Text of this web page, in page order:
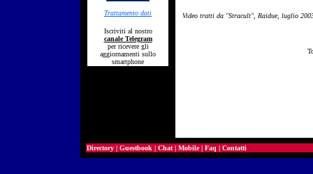
Trattamento dati
Iscriviti al nostro
canale Telegram
per ricevere gli
aggiornamenti sullo
smartphone
Video tratti da "Stracult", Raidue, luglio
Directory | Guestbook | Chat | Mobile| Faq | Contatti